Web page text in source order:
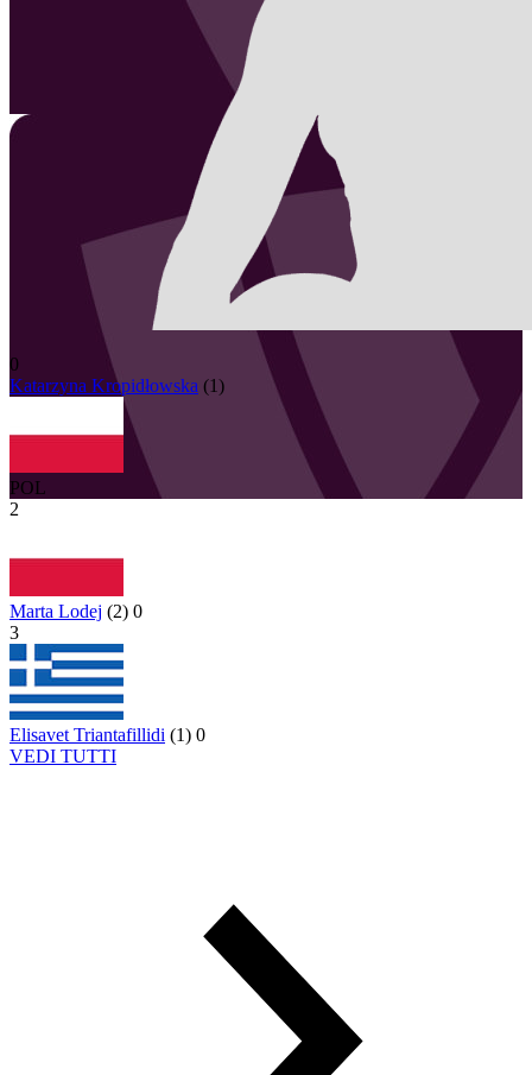
0
Katarzyna Kropidłowska (1)
POL
2
Marta Lodej (2) 0
3
Elisavet Triantafillidi (1) 0
VEDI TUTTI